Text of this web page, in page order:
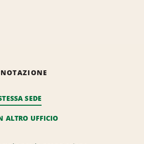
SEDE
ALTRO UFFICIO